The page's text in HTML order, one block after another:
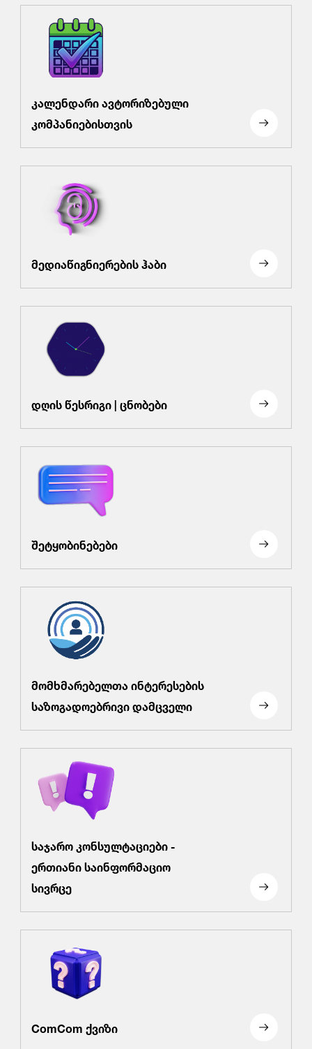
კალენდარი ავტორიზებული
კომპანიებისთვის
მედიაწიგნიერების ჰაბი
დღის წესრიგი | ცნობები
შეტყობინებები
მომხმარებელთა ინტერესების
საზოგადოებრივი დამცველი
საჯარო კონსულტაციები -
ერთიანი საინფორმაციო
სივრცე
ComCom ქვიზი